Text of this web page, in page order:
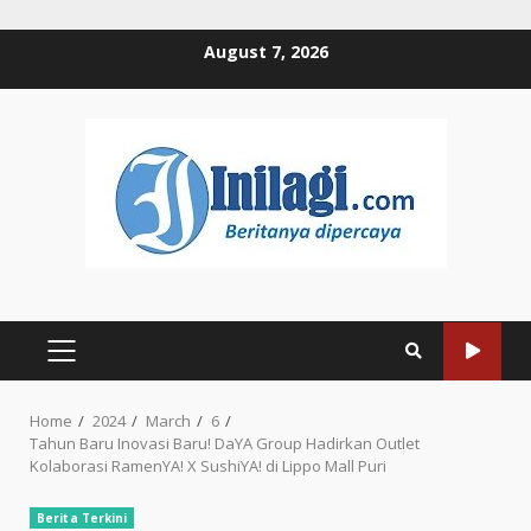
August 7, 2026
PRIMARY
Home 2024 March
6
Tahun Baru Inovasi Baru! DaYA Group Hadirkan Outlet
Kolaborasi RamenYA! X SushiYA! di Lippo Mall Puri
Berita Terkini